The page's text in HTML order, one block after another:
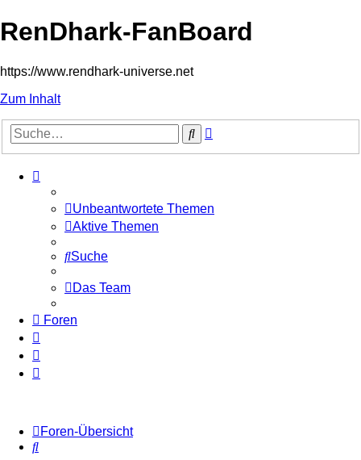
RenDhark-FanBoard
https://www.rendhark-universe.net
Zum Inhalt
Suche
Unbeantwortete Themen
Aktive Themen
Suche
Das Team
Foren
Foren-Übersicht
Suche